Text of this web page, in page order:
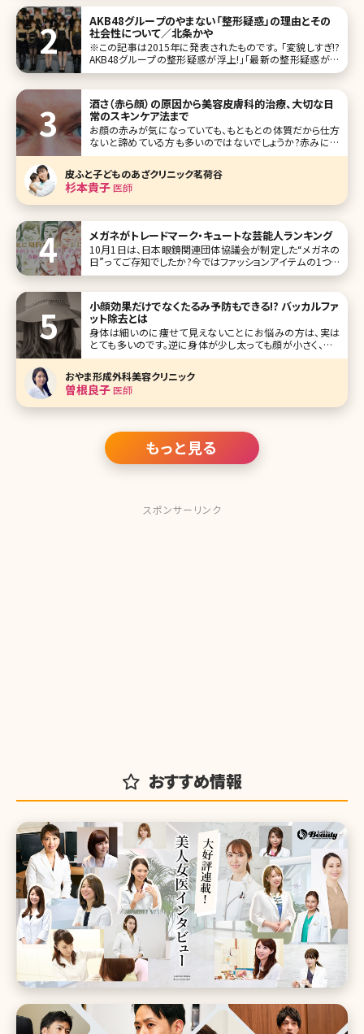
AKB48グループのやまない「整形疑惑」の理由とその
社会性について／北条かや
※この記事は2015年に発表されたものです。 「変貌しすぎ!?
AKB48グループの整形疑惑が浮上!」「最新の整形疑惑があ
るメンバー一覧
酒さ（赤ら顔）の原因から美容皮膚科的治療、大切な日
常のスキンケア法まで
お顔の赤みが気になっていても、もともとの体質だから仕方
ないと諦めている方も多いのではないでしょうか?赤みには
色々な原因があり、お薬やスキンケア、美容医療など選択肢
す。 【監修医師からのワンポイント】酒さ（赤ら顔）は、「化粧水
を1日1
皮ふと子どものあざクリニック茗荷谷
杉本貴子医師
メガネがトレードマーク・キュートな芸能人ランキング
10月1日は、日本眼鏡関連団体協議会が制定した“メガネの
日”ってご存知でしたか?今ではファッションアイテムの1つと
して存在感を高めています。 そこで今回は、メガネ姿がキュー
小顔効果だけでなくたるみ予防もできる!? バッカルファ
ット除去とは
身体は細いのに痩せて見えないことにお悩みの方は、実は
とても多いのです。逆に身体が少し太っても顔が小さく、フェ
イスラインがすっきり細ければあまり太って見えないという
方もいます。 筆者は、患者さんからも顔が丸くて悩んでいると
よく相談されることがあります。そのような時にお勧めできる
施術はたくさんあり
おやま形成外科美容クリニック
曽根良子医師
もっと見る
スポンサーリンク
おすすめ情報